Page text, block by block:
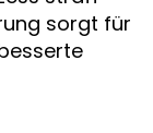
sorgt für